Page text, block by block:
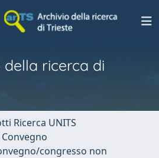
della ricerca di
Ricerca UNITS
congresso non